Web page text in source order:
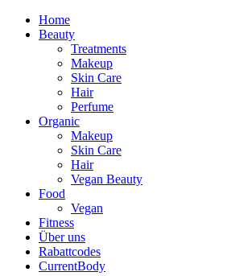
Home
Beauty
Treatments
Makeup
Skin Care
Hair
Perfume
Organic
Makeup
Skin Care
Hair
Vegan Beauty
Food
Vegan
Fitness
Über uns
Rabattcodes
CurrentBody